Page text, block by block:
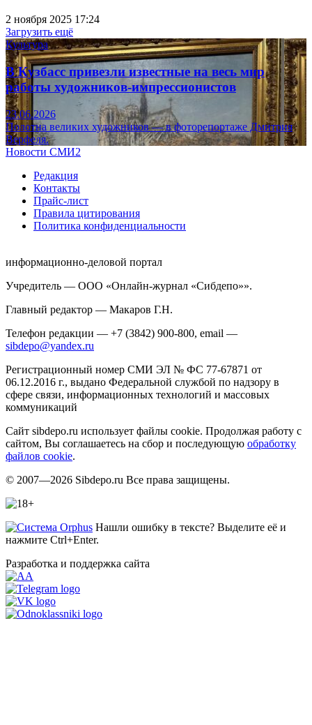
2 ноября 2025 17:24
Загрузить ещё
Культура
В Кузбасс привезли известные на весь мир
работы художников-импрессионистов
23.06.2026
Полотна великих художников — в фоторепортаже Дмитрия
Верфеля.
Новости СМИ2
Редакция
Контакты
Прайс-лист
Правила цитирования
Политика конфиденциальности
информационно-деловой портал
Учредитель — ООО «Онлайн-журнал «Сибдепо»».
Главный редактор — Макаров Г.Н.
Телефон редакции — +7 (3842) 900-800, email —
sibdepo@yandex.ru
Регистрационный номер СМИ ЭЛ № ФС 77-67871 от
06.12.2016 г., выдано Федеральной службой по надзору в
сфере связи, информационных технологий и массовых
коммуникаций
Сайт sibdepo.ru использует файлы cookie. Продолжая работу с
сайтом, Вы соглашаетесь на сбор и последующую обработку
файлов cookie.
© 2007—2026 Sibdepo.ru Все права защищены.
Нашли ошибку в тексте? Выделите её и
нажмите Ctrl+Enter.
Разработка и поддержка сайта